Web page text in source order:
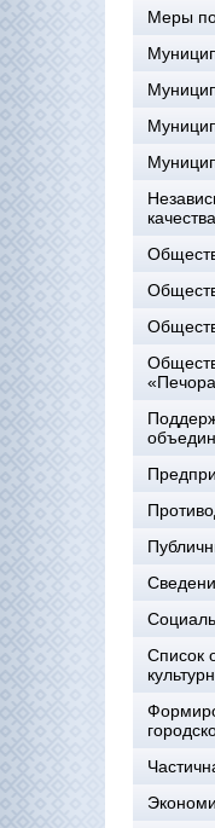
Меры
качества
Список